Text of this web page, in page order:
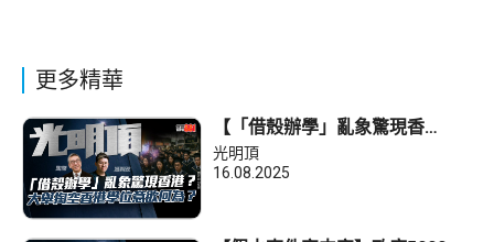
更多精華
【「借殼辦學」亂象驚現香
港？】 大舉掏空香港學位意欲何
為？
光明頂
16.08.2025